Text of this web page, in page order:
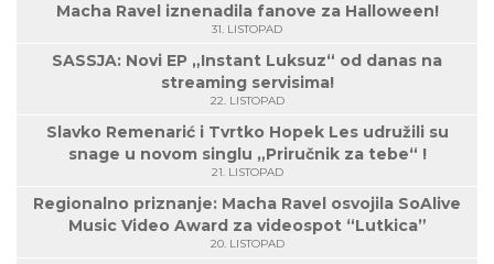
Macha Ravel iznenadila fanove za Halloween!
31. LISTOPAD
SASSJA: Novi EP „Instant Luksuz“ od danas na
streaming servisima!
22. LISTOPAD
Slavko Remenarić i Tvrtko Hopek Les udružili su
snage u novom singlu „Priručnik za tebe“ !
21. LISTOPAD
Regionalno priznanje: Macha Ravel osvojila SoAlive
Music Video Award za videospot “Lutkica”
20. LISTOPAD